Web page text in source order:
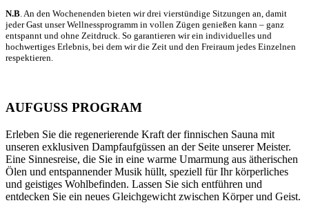
N.B. An den Wochenenden bieten wir drei vierstündige Sitzungen an, damit
jeder Gast unser Wellnessprogramm in vollen Zügen genießen kann – ganz
entspannt und ohne Zeitdruck. So garantieren wir ein individuelles und
hochwertiges Erlebnis, bei dem wir die Zeit und den Freiraum jedes Einzelnen
respektieren.
AUFGUSS PROGRAM
Erleben Sie die regenerierende Kraft der finnischen Sauna mit
unseren exklusiven Dampfaufgüssen an der Seite unserer Meister.
Eine Sinnesreise, die Sie in eine warme Umarmung aus ätherischen
Ölen und entspannender Musik hüllt, speziell für Ihr körperliches
und geistiges Wohlbefinden. Lassen Sie sich entführen und
entdecken Sie ein neues Gleichgewicht zwischen Körper und Geist.